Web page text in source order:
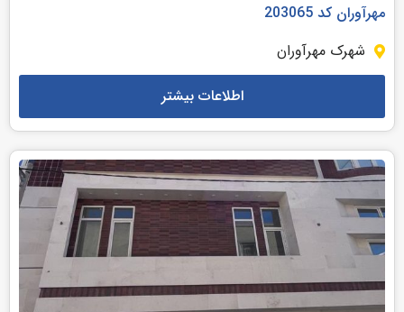
مهرآوران کد 203065
شهرک مهرآوران
اطلاعات بیشتر